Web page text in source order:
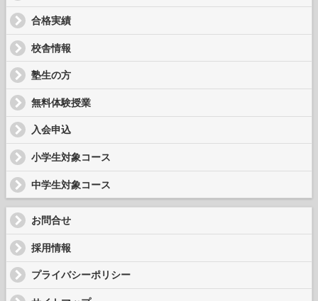
合格実績
校舎情報
塾生の方
無料体験授業
入会申込
小学生対象コース
中学生対象コース
お問合せ
採用情報
プライバシーポリシー